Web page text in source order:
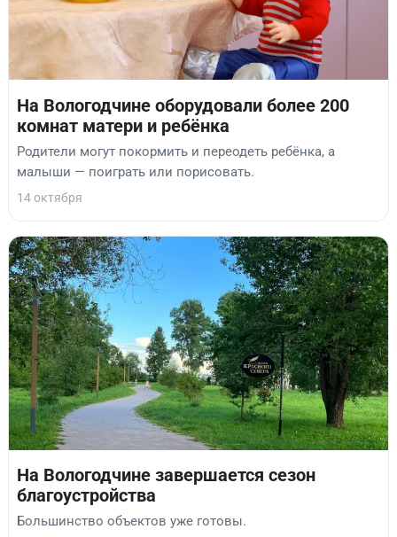
На Вологодчине оборудовали более 200
комнат матери и ребёнка
Родители могут покормить и переодеть ребёнка, а
малыши — поиграть или порисовать.
14 октября
На Вологодчине завершается сезон
благоустройства
Большинство объектов уже готовы.